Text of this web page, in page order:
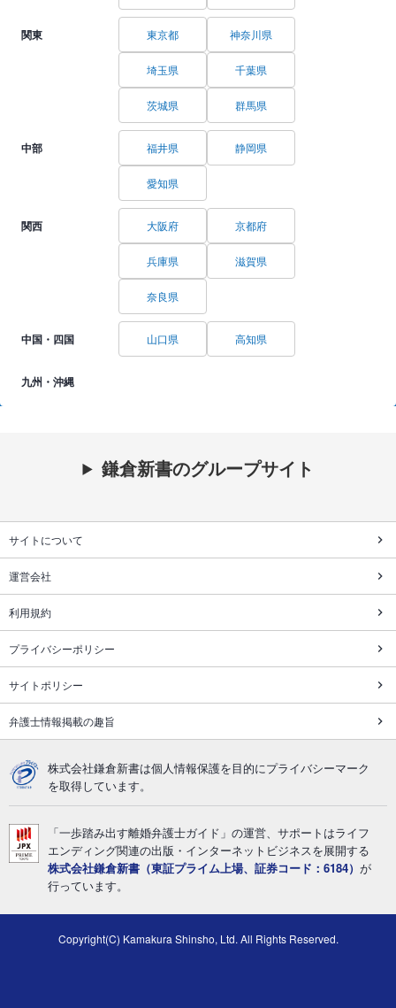
関東 東京都 神奈川県
埼玉県 千葉県
茨城県 群馬県
中部 福井県 静岡県
愛知県
関西 大阪府 京都府
兵庫県 滋賀県
奈良県
中国・四国 山口県 高知県
九州・沖縄
鎌倉新書のグループサイト
サイトについて
運営会社
利用規約
プライバシーポリシー
サイトポリシー
弁護士情報掲載の趣旨
株式会社鎌倉新書は個人情報保護を目的にプライバシーマーク
を取得しています。
「一歩踏み出す離婚弁護士ガイド」の運営、サポートはライフ
エンディング関連の出版・インターネットビジネスを展開する
株式会社鎌倉新書（東証プライム上場、証券コード：6184） が
行っています。
Copyright(C) Kamakura Shinsho, Ltd. All Rights Reserved.